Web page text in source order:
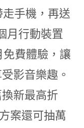
手機，再送
月行動裝置
費體驗，讓
影音樂趣。
新最高折
案還可抽萬